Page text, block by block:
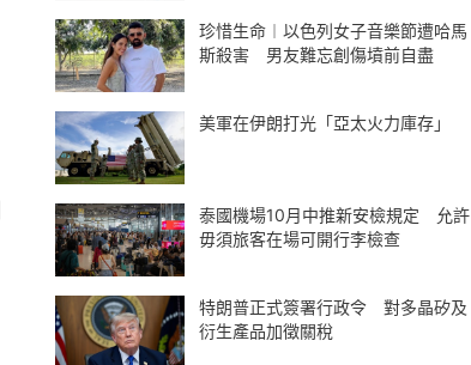
珍惜生命︱以色列女子音樂節遭哈馬
斯殺害 男友難忘創傷墳前自盡
美軍在伊朗打光「亞太火力庫存」
泰國機場10月中推新安檢規定 允許
毋須旅客在場可開行李檢查
特朗普正式簽署行政令 對多晶矽及
衍生產品加徵關稅